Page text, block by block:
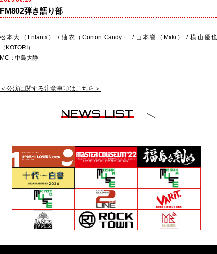
FM802弾き語り部
松本大（Enfants） / 紬衣（Conton Candy） / 山本響（Maki） / 横山優也
（KOTORI）
MC：中島大静
＜公演に関する注意事項はこちら＞
NEWS LIST